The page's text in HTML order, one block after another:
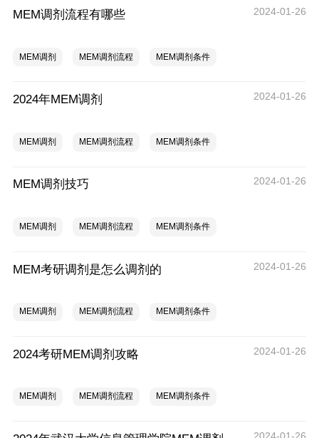
MEM调剂流程有哪些 2024-01-26
MEM调剂 MEM调剂流程 MEM调剂条件
2024年MEM调剂 2024-01-26
MEM调剂 MEM调剂流程 MEM调剂条件
MEM调剂技巧 2024-01-26
MEM调剂 MEM调剂流程 MEM调剂条件
MEM考研调剂是怎么调剂的 2024-01-26
MEM调剂 MEM调剂流程 MEM调剂条件
2024考研MEM调剂攻略 2024-01-26
MEM调剂 MEM调剂流程 MEM调剂条件